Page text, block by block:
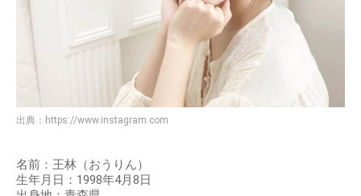
出典： https://www.instagram.com
名前：王林（おうりん）
生年月日：1998年4月8日